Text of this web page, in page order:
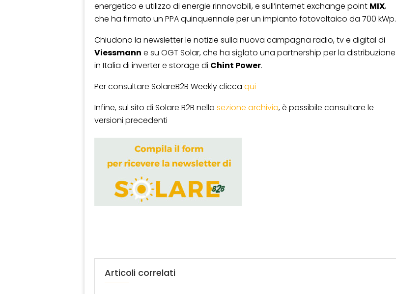
energetico e utilizzo di energie rinnovabili, e sull’internet exchange point MIX,
che ha firmato un PPA quinquennale per un impianto fotovoltaico da 700 kWp.
Chiudono la newsletter le notizie sulla nuova campagna radio, tv e digital di
Viessmann e su OGT Solar, che ha siglato una partnership per la distribuzione
in Italia di inverter e storage di Chint Power.
Per consultare SolareB2B Weekly clicca qui
Infine, sul sito di Solare B2B nella sezione archivio, è possibile consultare le
versioni precedenti
Articoli correlati